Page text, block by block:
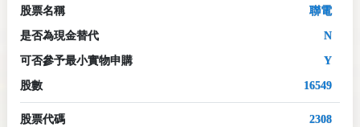
股票名稱 聯電
是否為現金替代 N
可否參予最小實物申購 Y
股數 16549
股票代碼 2308